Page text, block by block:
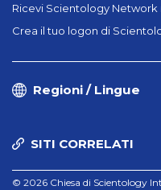
Ricevi Scientology Network
Crea il tuo logon di
Regioni / Lingue
SITI CORRELATI
© 2026 Chiesa di Scientology